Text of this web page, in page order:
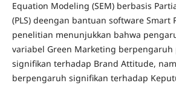
Equation Modeling (SEM) berbasis
(PLS) deengan bantuan software Smart
penelitian menunjukkan bahwa
variabel Green Marketing berpengaruh
signifikan terhadap Brand Attitude,
berpengaruh signifikan terhadap